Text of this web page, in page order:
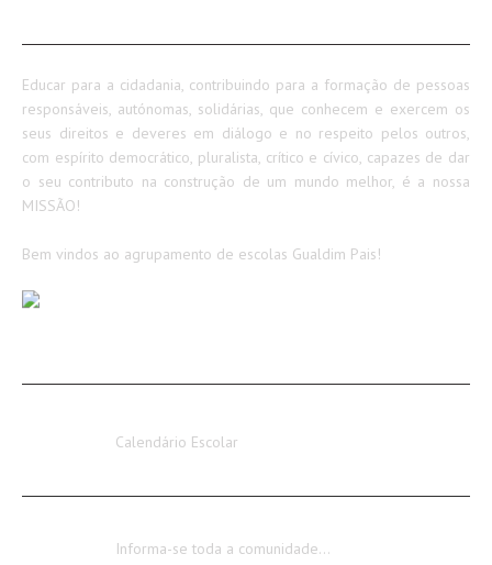
Educar para a cidadania, contribuindo para a formação de pessoas
responsáveis, autónomas, solidárias, que conhecem e exercem os
seus direitos e deveres em diálogo e no respeito pelos outros,
com espírito democrático, pluralista, crítico e cívico, capazes de dar
o seu contributo na construção de um mundo melhor, é a nossa
MISSÃO!
Bem vindos ao agrupamento de escolas Gualdim Pais!
Calendário Escolar
Informa-se toda a comunidade…